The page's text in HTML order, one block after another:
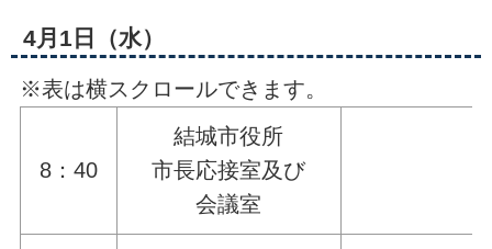
4月1日（水）
※表は横スクロールできます。
8：40
結城市役所
市長応接室及び
会議室